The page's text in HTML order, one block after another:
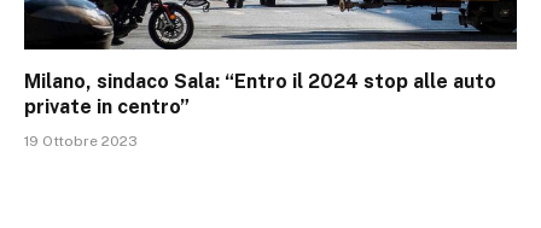
Milano, sindaco Sala: “Entro il 2024 stop alle auto
private in centro”
19 Ottobre 2023